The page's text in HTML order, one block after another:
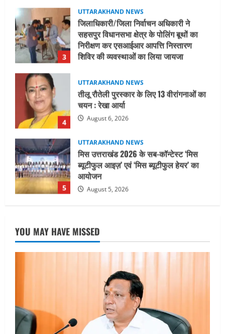
4
UTTARAKHAND NEWS
तीलू रौतेली पुरस्कार के लिए 13 वीरांगनाओं का
चयन : रेखा आर्या
August 6, 2026
5
UTTARAKHAND NEWS
मिस उत्तराखंड 2026 के सब-कॉन्टेस्ट ‘मिस
ब्यूटीफुल आइज़’ एवं ‘मिस ब्यूटीफुल हेयर’ का
आयोजन
August 5, 2026
1
UTTARAKHAND NEWS
धामी कैबिनेट ने लिए कई महत्वपूर्ण निर्णय, अब
सामान्य वर्ग के पशुपालकों को भी गाय एवं भैंस
खरीद पर मिलेगा अनुदान, मजदूरी संहिता
नियमावली-2026 को मिली मंजूरी
2
नाबार्ड ने राष्ट्रीय हथकरघा दिवस के अवसर पर
मुंबई में तीन दिवसीय प्रदर्शनी का आयोजन किया
August 7, 2026
3
UTTARAKHAND NEWS
जिलाधिकारी/जिला निर्वाचन अधिकारी ने
सहसपुर विधानसभा क्षेत्र के पोलिंग बूथों का
निरीक्षण कर एसआईआर आपत्ति निस्तारण
शिविर की व्यवस्थाओं का लिया जायजा
YOU MAY HAVE MISSED